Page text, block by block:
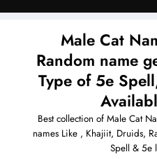
Male Cat
Random name
Type of 5e
Best collection of Male Cat
names Like , Khajiit, Druids,
Spell & 5e